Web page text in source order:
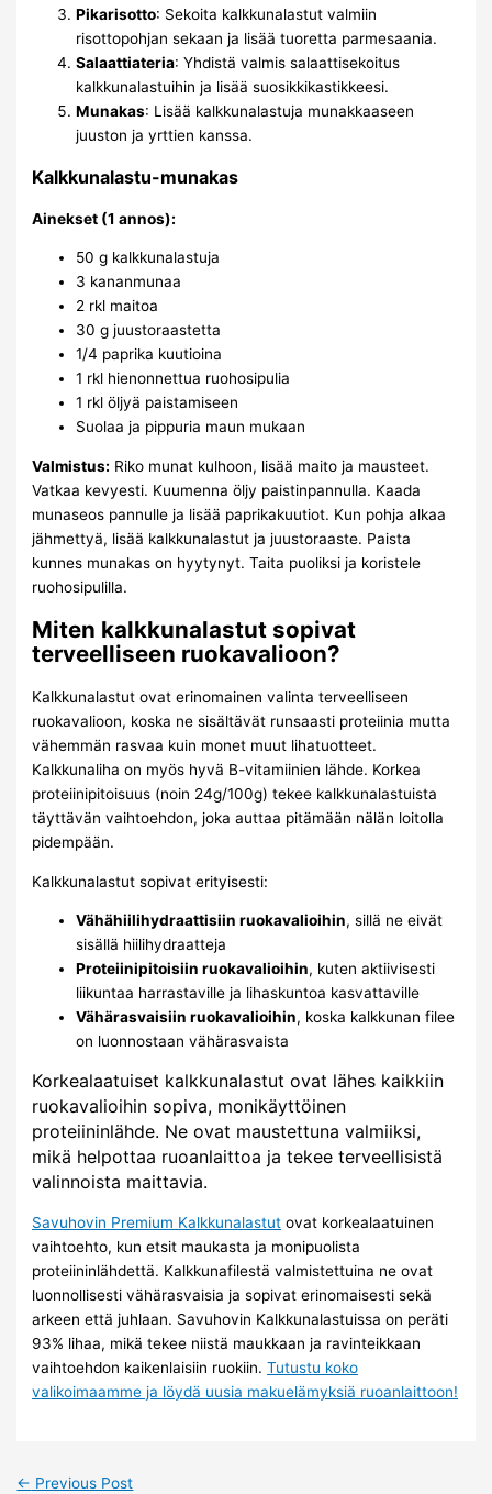
Pikarisotto: Sekoita kalkkunalastut valmiin
risottopohjan sekaan ja lisää tuoretta parmesaania.
Salaattiateria: Yhdistä valmis salaattisekoitus
kalkkunalastuihin ja lisää suosikkikastikkeesi.
Munakas: Lisää kalkkunalastuja munakkaaseen
juuston ja yrttien kanssa.
Kalkkunalastu-munakas
Ainekset (1 annos):
50 g kalkkunalastuja
3 kananmunaa
2 rkl maitoa
30 g juustoraastetta
1/4 paprika kuutioina
1 rkl hienonnettua ruohosipulia
1 rkl öljyä paistamiseen
Suolaa ja pippuria maun mukaan
Valmistus: Riko munat kulhoon, lisää maito ja mausteet.
Vatkaa kevyesti. Kuumenna öljy paistinpannulla. Kaada
munaseos pannulle ja lisää paprikakuutiot. Kun pohja alkaa
jähmettyä, lisää kalkkunalastut ja juustoraaste. Paista
kunnes munakas on hyytynyt. Taita puoliksi ja koristele
ruohosipulilla.
Miten kalkkunalastut sopivat
terveelliseen ruokavalioon?
Kalkkunalastut ovat erinomainen valinta terveelliseen
ruokavalioon, koska ne sisältävät runsaasti proteiinia mutta
vähemmän rasvaa kuin monet muut lihatuotteet.
Kalkkunaliha on myös hyvä B-vitamiinien lähde. Korkea
proteiinipitoisuus (noin 24g/100g) tekee kalkkunalastuista
täyttävän vaihtoehdon, joka auttaa pitämään nälän loitolla
pidempään.
Kalkkunalastut sopivat erityisesti:
Vähähiilihydraattisiin ruokavalioihin, sillä ne eivät
sisällä hiilihydraatteja
Proteiinipitoisiin ruokavalioihin, kuten aktiivisesti
liikuntaa harrastaville ja lihaskuntoa kasvattaville
Vähärasvaisiin ruokavalioihin, koska kalkkunan filee
on luonnostaan vähärasvaista
Korkealaatuiset kalkkunalastut ovat lähes kaikkiin
ruokavalioihin sopiva, monikäyttöinen
proteiininlähde. Ne ovat maustettuna valmiiksi,
mikä helpottaa ruoanlaittoa ja tekee terveellisistä
valinnoista maittavia.
Savuhovin Premium Kalkkunalastut ovat korkealaatuinen
vaihtoehto, kun etsit maukasta ja monipuolista
proteiininlähdettä. Kalkkunafilestä valmistettuina ne ovat
luonnollisesti vähärasvaisia ja sopivat erinomaisesti sekä
arkeen että juhlaan. Savuhovin Kalkkunalastuissa on peräti
93% lihaa, mikä tekee niistä maukkaan ja ravinteikkaan
vaihtoehdon kaikenlaisiin ruokiin.Tutustu koko
valikoimaamme ja löydä uusia makuelämyksiä ruoanlaittoon!
← Previous Post